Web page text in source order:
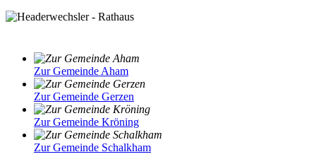
Zur Gemeinde Aham
Zur Gemeinde Gerzen
Zur Gemeinde Kröning
Zur Gemeinde Schalkham